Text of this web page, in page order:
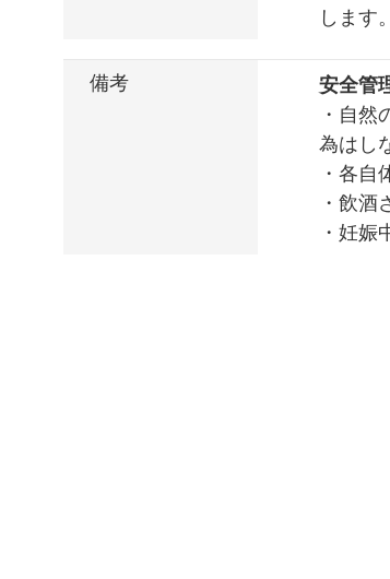
します。
備考
安全管
・自然
為はし
・各自
・飲酒
・妊娠